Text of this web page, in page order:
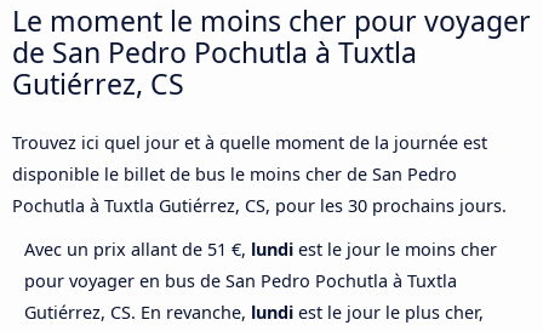
Le moment le moins cher pour voyager
de San Pedro Pochutla à Tuxtla
Gutiérrez, CS
Trouvez ici quel jour et à quelle moment de la journée est
disponible le billet de bus le moins cher de San Pedro
Pochutla à Tuxtla Gutiérrez, CS, pour les 30 prochains jours.
Avec un prix allant de 51 €, lundi est le jour le moins cher
pour voyager en bus de San Pedro Pochutla à Tuxtla
Gutiérrez, CS. En revanche, lundi est le jour le plus cher,